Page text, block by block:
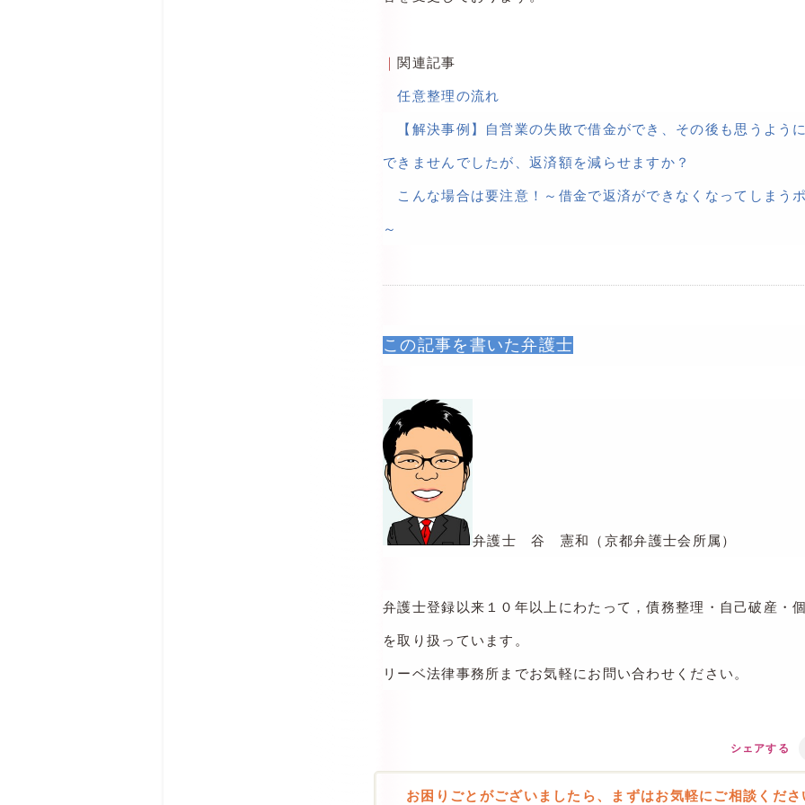
｜ 関連記事
任意整理の流れ
【解決事例】自営業の失敗で借金ができ、その後も思うよう
できませんでしたが、返済額を減らせますか？
こんな場合は要注意！～借金で返済ができなくなってしまう
～
この記事を書いた弁護士
弁護士 谷 憲和（京都弁護士会所属）
弁護士登録以来１０年以上にわたって，債務整理・自己破産・
を取り扱っています。
リーベ法律事務所までお気軽にお問い合わせください。
シェアする
お困りごとがございましたら、まずはお気軽にご相談くださ